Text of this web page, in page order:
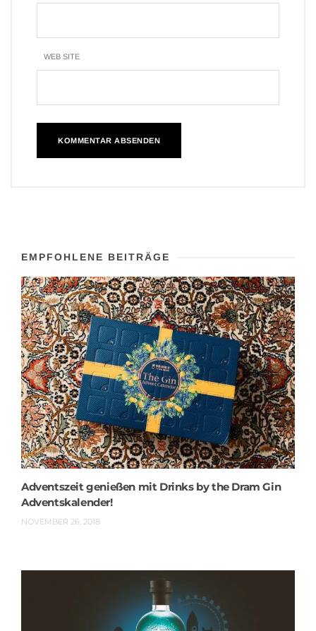
WEB SITE
EMPFOHLENE BEITRÄGE
Adventszeit genießen mit Drinks by the Dram Gin
Adventskalender!
NOVEMBER 26, 2018